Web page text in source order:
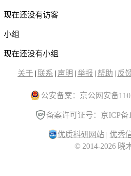
现在还没有访客
小组
现在还没有小组
关于 | 联系 | 声明 | 举报 | 帮助 | 反
公安备案：京公网安备
备案许可证号：京ICP备
优质科研网站 | 优秀
© 2014-2026 晓